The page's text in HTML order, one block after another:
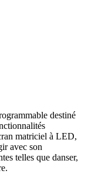
destiné
matriciel à LED,
avec son
telles que danser,